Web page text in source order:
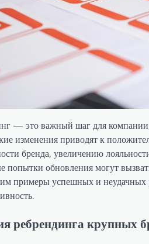
— это важный шаг для
изменения приводят к
бренда, увеличению
попытки обновления могут
примеры успешных и неудачных
ребрендинга крупных